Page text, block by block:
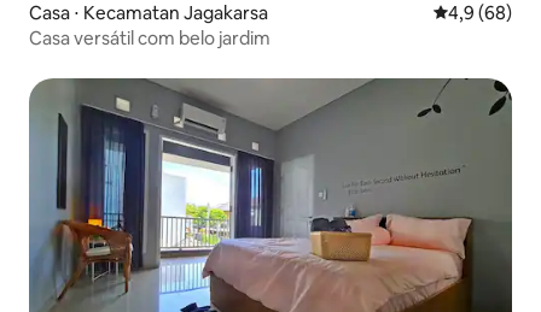
Casa ⋅ Kecamatan Jagakarsa 4,9 de uma
4,9 (68)
Casa versátil com belo jardim